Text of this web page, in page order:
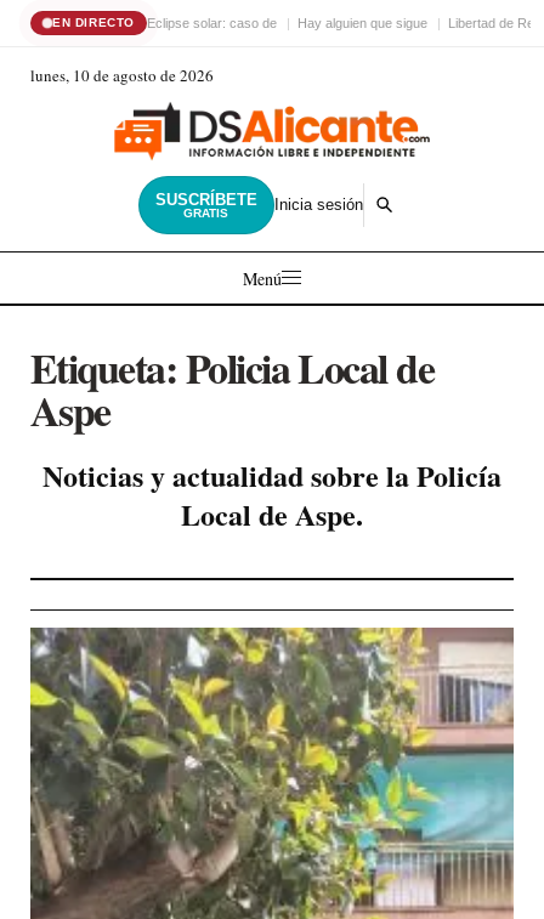
EN DIRECTO Eclipse solar: caso de Hay alguien que sigue Libertad de
lunes, 10 de agosto de 2026
SUSCRÍBETE
GRATIS Inicia sesión
Menú
Etiqueta:Policia Local de
Aspe
Noticias y actualidad sobre la Policía
Local de Aspe.